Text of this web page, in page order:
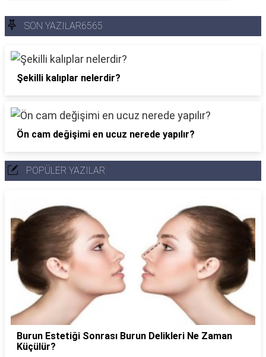
SON YAZILAR6565
Şekilli kalıplar nelerdir?
Ön cam değişimi en ucuz nerede yapılır?
POPÜLER YAZILAR
Burun Estetiği Sonrası Burun Delikleri Ne Zaman
Küçülür?